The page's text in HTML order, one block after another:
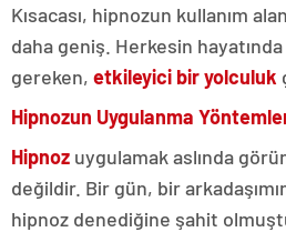
Kısacası, hipnozun kullanım
daha geniş. Herkesin
gereken, etkileyici bir yolculuk
Hipnozun Uygulanma
Hipnoz uygulamak aslında
değildir. Bir gün, bir
hipnoz denediğine şahit